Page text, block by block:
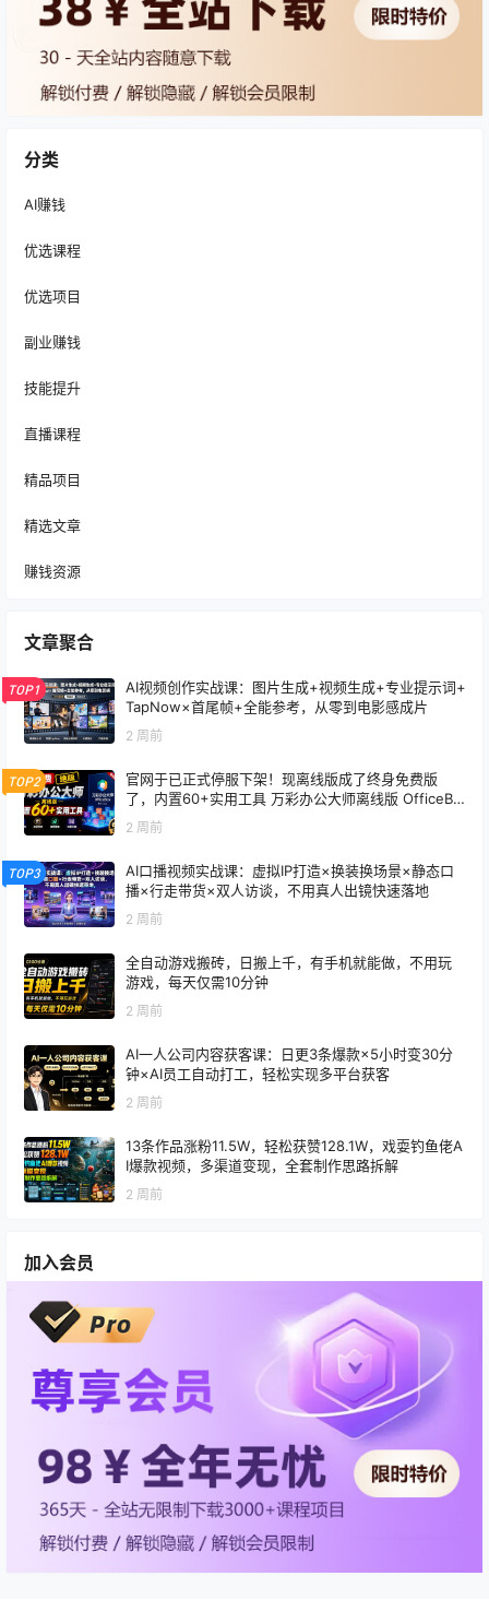
分类
AI赚钱
优选课程
优选项目
副业赚钱
技能提升
直播课程
精品项目
精选文章
赚钱资源
文章聚合
TOP1
AI视频创作实战课：图片生成+视频生成+专业提示词+
TapNow×首尾帧+全能参考，从零到电影感成片
2 周前
TOP2
官网于已正式停服下架！现离线版成了终身免费版
了，内置60+实用工具 万彩办公大师离线版 OfficeBo
x
2 周前
TOP3
AI口播视频实战课：虚拟IP打造×换装换场景×静态口
播×行走带货×双人访谈，不用真人出镜快速落地
2 周前
全自动游戏搬砖，日搬上千，有手机就能做，不用玩
游戏，每天仅需10分钟
2 周前
AI一人公司内容获客课：日更3条爆款×5小时变30分
钟×AI员工自动打工，轻松实现多平台获客
2 周前
13条作品涨粉11.5W，轻松获赞128.1W，戏耍钓鱼佬A
I爆款视频，多渠道变现，全套制作思路拆解
2 周前
加入会员